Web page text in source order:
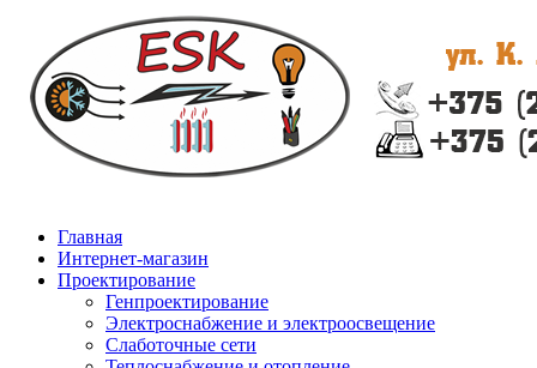
Главная
Интернет-магазин
Проектирование
Генпроектирование
Электроснабжение и электроосвещение
Слаботочные сети